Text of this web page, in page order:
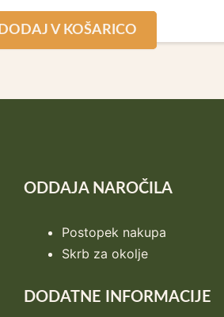
DODAJ V KOŠARICO
ODDAJA NAROČILA
Postopek nakupa
Skrb za okolje
DODATNE INFORMACIJE